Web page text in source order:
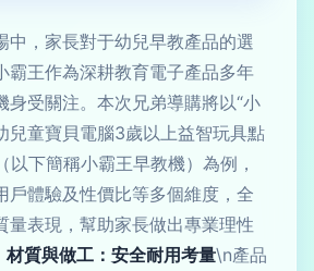
中，家長對于幼兒早教產品的選
霸王作為深耕教育電子產品多年
身受關注。本次兄弟導購將以“小
兒童寶貝電腦3歲以上益智玩具點
以下簡稱小霸王早教機）為例，
戶體驗及性價比等多個維度，全
量表現，幫助家長做出專業理性
材質與做工：安全耐用考量\n產品